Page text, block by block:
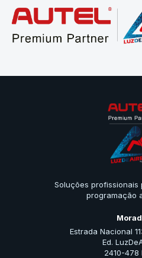
Pular para o conteúdo
Soluções profissionais
programação
Estrada Nacional
Ed.
2410-478